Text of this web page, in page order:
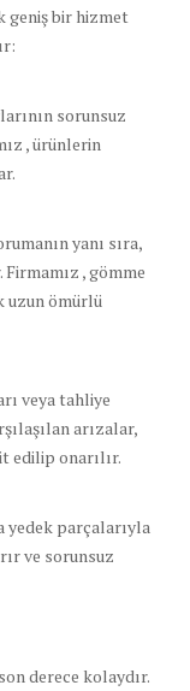
bir hizmet
sorunsuz
, ürünlerin
yanı sıra,
, gömme
uzun ömürlü
veya tahliye
arızalar,
edilip onarılır.
yedek parçalarıyla
ve sorunsuz
derece kolaydır.